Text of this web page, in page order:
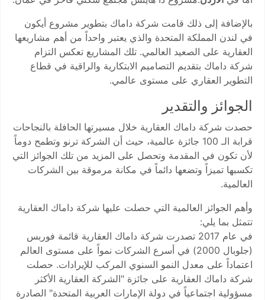
بالإضافة إلى ذلك قامت شركة داماك بتطوير مشروع أيكون
في لندن المملكة المتحدة والذي يعتبر واحداً من أهم مشاريعها
العقارية على الصعيد العالمي. تلك المشاريع تعكس التزام
شركة داماك بتقديم التصاميم الابتكارية والراقية في قطاع
التطوير العقاري على مستوى عالمي.
الجوائز والتقدير
حصدت شركة داماك العقارية خلال مسيرتها الحافلة بالنجاحات
قرابة الـ 100 جائزة عالمية، حيث أن الشركة ترنو وتطمح دوماً
لأن تكون في المقدمة وتحصل على المزيد من تلك الجوائز التي
تكسبها تميزاً وتضعها دائماً في مكانة مرموقة بين الشركات
العالمية.
وأهم الجوائز العالمية التي حصلت عليها شركة داماك العقارية
تتمثل بما يلي:
في عام 2017 تصدرت شركة داماك العقارية قائمة فوربس
(جلوبال 2000) في أسرع الشركات نمواً على مستوى العالم
اعتماداً على معدل النمو السنوي المركب للإيرادات. حصلت
شركة داماك العقارية على جائزة "الشركة العقارية الأكثر
مسؤولية اجتماعياً في دولة الإمارات العربية المتحدة" الصادرة